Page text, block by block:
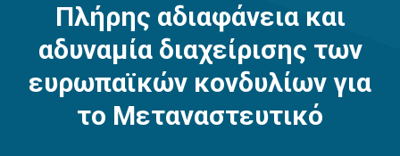
Πλήρης αδιαφάνεια και
αδυναμία διαχείρισης των
ευρωπαϊκών κονδυλίων για
το Μεταναστευτικό